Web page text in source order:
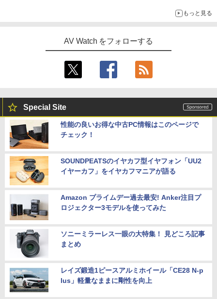
もっと見る
AV Watch をフォローする
Special Site
性能の良いお得な中古PC情報はこのページで
チェック！
SOUNDPEATSのイヤカフ型イヤフォン「UU2
イヤーカフ」をイヤカフマニアが語る
Amazon プライムデー過去最安! Anker注目プ
ロジェクター3モデルを使ってみた
ソニーミラーレス一眼の大特集！ 見どころ記事
まとめ
レイズ鍛造1ピースアルミホイール「CE28 N-p
lus」軽量なままに剛性を向上